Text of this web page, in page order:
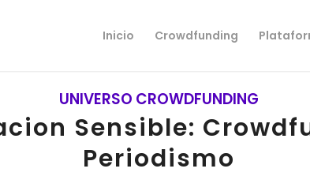
Inicio Crowdfunding
UNIVERSO CROWDFUNDING
Sensible:
Periodismo